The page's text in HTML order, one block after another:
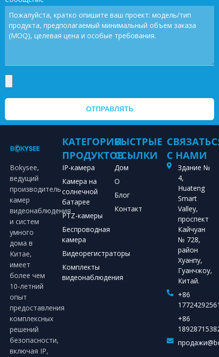
ОТПРАВЛЯТЬ
Bokysee,
ведущий
производитель
камер
видеонаблюдения
и систем
умного
дома в
Китае,
имеет
более чем
10-летний
опыт
предоставления
комплексных
решений
безопасности,
включая IP,
КАТЕГОРИИ
ПРОДУКТОВ
IP-камера
Камера на
солнечной
батарее
PTZ-камеры
Беспроводная
камера
Видеорегистраторы
Комплекты
видеонаблюдения
БЫСТРЫЕ
ССЫЛКИ
Дом
О
Блог
Контакт
С НАМИ
Здание №
4,
Huateng
Smart
Valley,
проспект
Кайчуан
№ 728,
район
Хуанпу,
Гуанчжоу,
Китай.
+86
+86